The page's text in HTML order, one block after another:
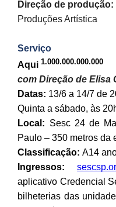
Direção de produção:
Produções Artística
Serviço
Aqui1.000.000.000.000
com Direção de Elisa
Datas: 13/6 a 14/7 de
Quinta a sábado, às
Local: Sesc 24 de
Paulo – 350 metros da
Classificação: A14
Ingressos:
aplicativo Credencial
bilheterias das